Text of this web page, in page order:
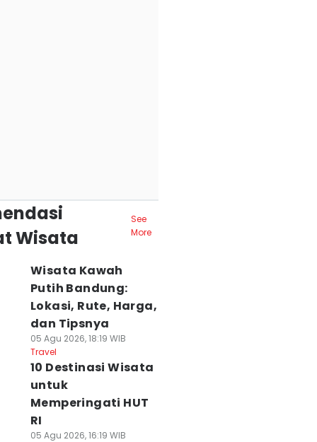
Wisata
See
More
Wisata Kawah
Putih Bandung:
Lokasi, Rute, Harga,
dan Tipsnya
05 Agu 2026, 18:19 WIB
Travel
10 Destinasi Wisata
untuk
Memperingati HUT
RI
05 Agu 2026, 16:19 WIB